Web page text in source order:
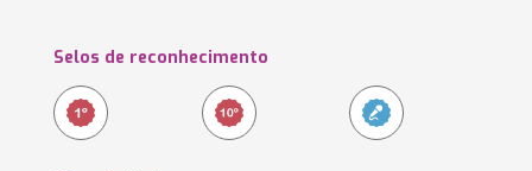
Selos de reconhecimento